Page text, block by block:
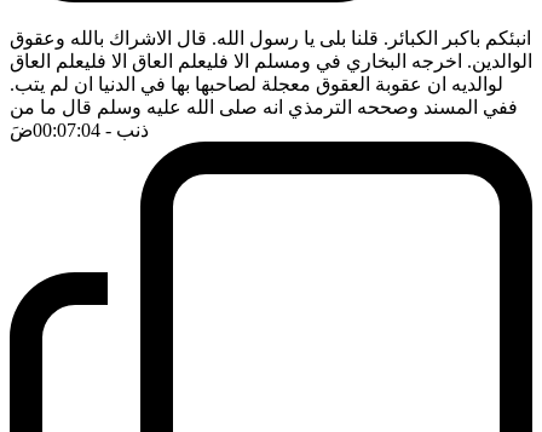
انبئكم باكبر الكبائر. قلنا بلى يا رسول الله. قال الاشراك بالله وعقوق
الوالدين. اخرجه البخاري في ومسلم الا فليعلم العاق الا فليعلم العاق
لوالديه ان عقوبة العقوق معجلة لصاحبها بها في الدنيا ان لم يتب.
ففي المسند وصححه الترمذي انه صلى الله عليه وسلم قال ما من
ذنب - 00:07:04 ضَ